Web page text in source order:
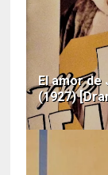
El amor de
(1927)